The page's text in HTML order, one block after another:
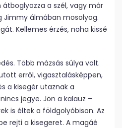
a szél, vagy már
Jimmy álmában mosolyog.
Kellemes érzés, noha kissé
Több má­zsás súlya volt.
erről, vigasztalásképpen,
a kisegér utaznak a
jegye. Jön a kalauz –
is éltek a földgolyóbison. Az
rejti a kisegeret. A magáé